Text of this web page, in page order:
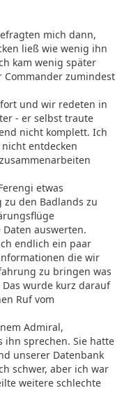
mich dann,
ließ wie wenig ihn
kam wenig später
Commander zumindest
und wir redeten in
- er selbst traute
nicht komplett. Ich
entdecken
etwas
den Badlands zu
auswerten.
endlich ein paar
die wir
zu bringen was
wurde kurz darauf
Ruf vom
Admiral,
ihn sprechen. Sie hatte
unserer Datenbank
schwer, aber ich war
weitere schlechte